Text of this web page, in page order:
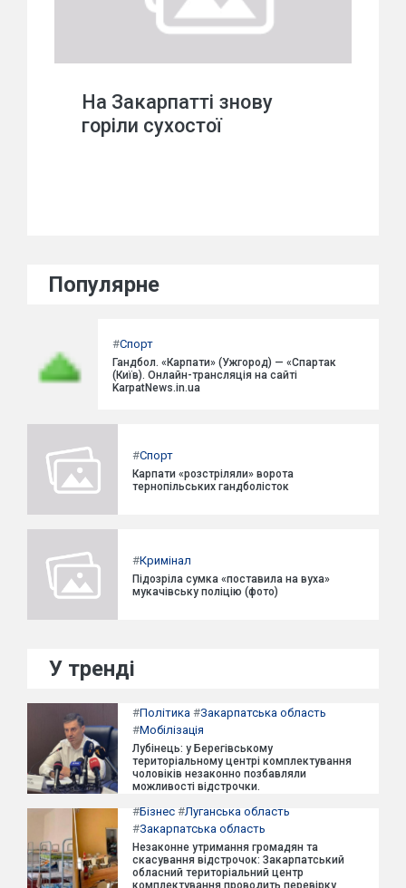
На Закарпатті знову
горіли сухостої
Популярне
#Спорт
Гандбол. «Карпати» (Ужгород) — «Спартак
(Київ). Онлайн-трансляція на сайті
KarpatNews.in.ua
#Спорт
Карпати «розстріляли» ворота
тернопільських гандболісток
#Кримінал
Підозріла сумка «поставила на вуха»
мукачівську поліцію (фото)
У тренді
#Політика #Закарпатська область
#Мобілізація
Лубінець: у Берегівському
територіальному центрі комплектування
чоловіків незаконно позбавляли
можливості відстрочки.
#Бізнес #Луганська область
#Закарпатська область
Незаконне утримання громадян та
скасування відстрочок: Закарпатський
обласний територіальний центр
комплектування проводить перевірку